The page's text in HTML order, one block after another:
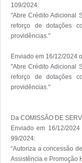
109/2024:
"Abre Crédito Adicional
reforço de dotações
providências."
Enviado em 16/12/2024
"Abre Crédito Adicional
reforço de dotações
providências."
Da COMISSÃO DE
Enviado em 16/12/
99/2024:
“Autoriza a concessão
Assistência e Promoção